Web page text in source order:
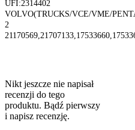
UFI:2314402
VOLVO(TRUCKS/VCE/VME/
2
Nikt jeszcze nie napisał
recenzji do tego
produktu. Bądź pierwszy
i napisz recenzję.